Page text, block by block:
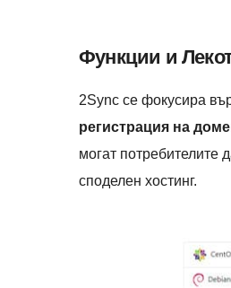
Функции и
2Sync се фокусира
регистрация на
могат потребителите
споделен хостинг.